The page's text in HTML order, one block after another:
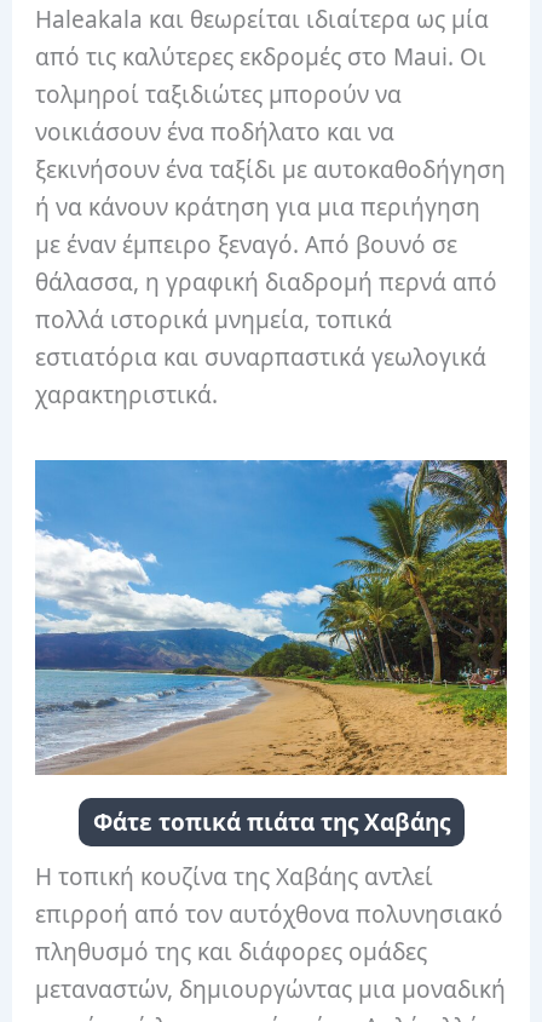
Haleakala και θεωρείται ιδιαίτερα ως μία
από τις καλύτερες εκδρομές στο Maui. Οι
τολμηροί ταξιδιώτες μπορούν να
νοικιάσουν ένα ποδήλατο και να
ξεκινήσουν ένα ταξίδι με αυτοκαθοδήγηση
ή να κάνουν κράτηση για μια περιήγηση
με έναν έμπειρο ξεναγό. Από βουνό σε
θάλασσα, η γραφική διαδρομή περνά από
πολλά ιστορικά μνημεία, τοπικά
εστιατόρια και συναρπαστικά γεωλογικά
χαρακτηριστικά.
Φάτε τοπικά πιάτα της Χαβάης
Η τοπική κουζίνα της Χαβάης αντλεί
επιρροή από τον αυτόχθονα πολυνησιακό
πληθυσμό της και διάφορες ομάδες
μεταναστών, δημιουργώντας μια μοναδική